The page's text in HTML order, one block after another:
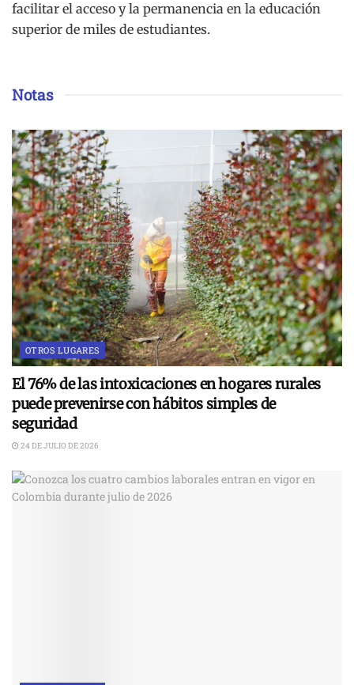
facilitar el acceso y la permanencia en la educación
superior de miles de estudiantes.
Notas
OTROS LUGARES
El 76% de las intoxicaciones en hogares rurales
puede prevenirse con hábitos simples de
seguridad
24 DE JULIO DE 2026